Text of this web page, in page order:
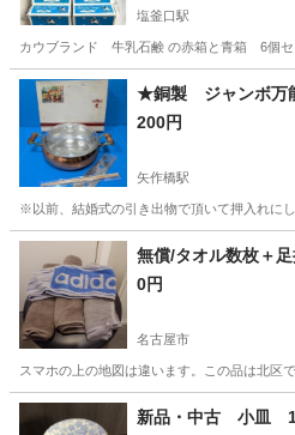
塩釜口駅
カウブランド 牛乳石鹸 の赤箱と青箱 6個セ
愛知 名古屋市 塩釜口駅 家庭用
★銅製 ジャンボ万
200円
矢作橋駅
※以前、結婚式の引き出物で頂いて押入れに
愛知 岡崎市 矢作橋駅 調理器具
無償/タオル数枚＋
0円
名古屋市
スマホの上の地図は違います。この品は北区
愛知 名古屋市 家庭用品 タオル
新品・中古 小皿